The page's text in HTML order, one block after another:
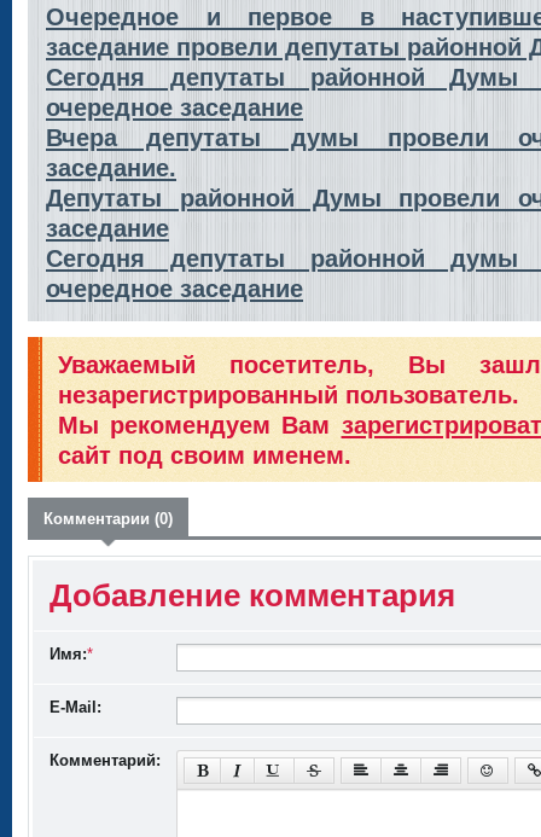
Очередное и первое в
заседание провели депутаты районной
Сегодня депутаты районной Думы
очередное заседание
Вчера депутаты думы провели
заседание.
Депутаты районной Думы провели
заседание
Сегодня депутаты районной думы
очередное заседание
Уважаемый посетитель, Вы
незарегистрированный пользователь.
Мы рекомендуем Вам
сайт под своим именем.
Комментарии (0)
Добавление комментария
Имя:*
E-Mail:
Комментарий: